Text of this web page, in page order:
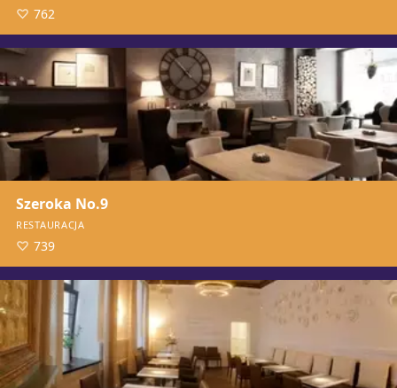
762
Szeroka No.9
RESTAURACJA
739